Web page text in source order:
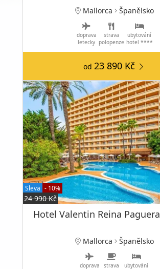
Mallorca Španělsko
doprava
letecky
strava
polopenze
ubytování
hotel ****
od 23 890 Kč
Sleva - 10%
24 990 Kč
Hotel Valentin Reina Paguera
Mallorca Španělsko
doprava
strava
ubytování